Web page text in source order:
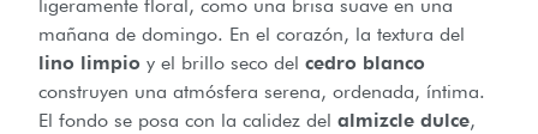
ligeramente floral, como una brisa suave en una
mañana de domingo. En el corazón, la textura del
lino limpio y el brillo seco del cedro blanco
construyen una atmósfera serena, ordenada, íntima.
El fondo se posa con la calidez del almizcle dulce,